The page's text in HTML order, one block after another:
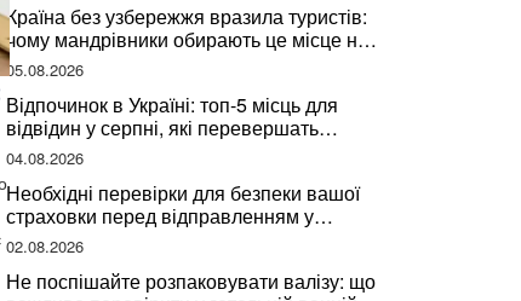
Країна без узбережжя вразила туристів:
чому мандрівники обирають це місце на
відпочинок
05.08.2026
Відпочинок в Україні: топ-5 місць для
відвідин у серпні, які перевершать
закордонні враження
04.08.2026
Необхідні перевірки для безпеки вашої
страховки перед відправленням у
подорож
02.08.2026
Не поспішайте розпаковувати валізу: що